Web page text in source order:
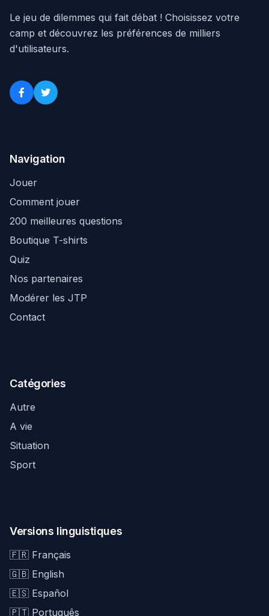
Le jeu de dilemmes qui fait débat ! Choisissez votre
camp et découvrez les préférences de milliers
d'utilisateurs.
Navigation
Jouer
Comment jouer
200 meilleures questions
Boutique T-shirts
Quiz
Nos partenaires
Modérer les JTP
Contact
Catégories
Autre
A vie
Situation
Sport
Versions linguistiques
🇫🇷 Français
🇬🇧 English
🇪🇸 Español
🇵🇹 Português